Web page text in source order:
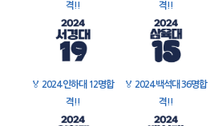
격!!
격!!
🏅 2024 인하대 12명합
격!!
🏅 2024 백석대 36명합
격!!